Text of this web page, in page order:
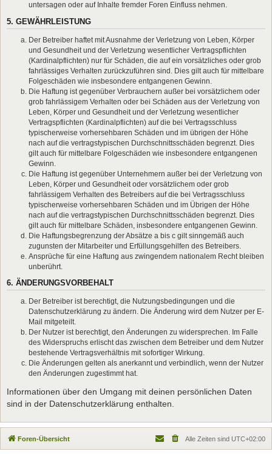
untersagen oder auf Inhalte fremder Foren Einfluss nehmen.
5. GEWÄHRLEISTUNG
Der Betreiber haftet mit Ausnahme der Verletzung von Leben, Körper
und Gesundheit und der Verletzung wesentlicher Vertragspflichten
(Kardinalpflichten) nur für Schäden, die auf ein vorsätzliches oder grob
fahrlässiges Verhalten zurückzuführen sind. Dies gilt auch für mittelbare
Folgeschäden wie insbesondere entgangenen Gewinn.
Die Haftung ist gegenüber Verbrauchern außer bei vorsätzlichem oder
grob fahrlässigem Verhalten oder bei Schäden aus der Verletzung von
Leben, Körper und Gesundheit und der Verletzung wesentlicher
Vertragspflichten (Kardinalpflichten) auf die bei Vertragsschluss
typischerweise vorhersehbaren Schäden und im übrigen der Höhe
nach auf die vertragstypischen Durchschnittsschäden begrenzt. Dies
gilt auch für mittelbare Folgeschäden wie insbesondere entgangenen
Gewinn.
Die Haftung ist gegenüber Unternehmern außer bei der Verletzung von
Leben, Körper und Gesundheit oder vorsätzlichem oder grob
fahrlässigem Verhalten des Betreibers auf die bei Vertragsschluss
typischerweise vorhersehbaren Schäden und im Übrigen der Höhe
nach auf die vertragstypischen Durchschnittsschäden begrenzt. Dies
gilt auch für mittelbare Schäden, insbesondere entgangenen Gewinn.
Die Haftungsbegrenzung der Absätze a bis c gilt sinngemäß auch
zugunsten der Mitarbeiter und Erfüllungsgehilfen des Betreibers.
Ansprüche für eine Haftung aus zwingendem nationalem Recht bleiben
unberührt.
6. ÄNDERUNGSVORBEHALT
Der Betreiber ist berechtigt, die Nutzungsbedingungen und die
Datenschutzerklärung zu ändern. Die Änderung wird dem Nutzer per E-
Mail mitgeteilt.
Der Nutzer ist berechtigt, den Änderungen zu widersprechen. Im Falle
des Widerspruchs erlischt das zwischen dem Betreiber und dem Nutzer
bestehende Vertragsverhältnis mit sofortiger Wirkung.
Die Änderungen gelten als anerkannt und verbindlich, wenn der Nutzer
den Änderungen zugestimmt hat.
Informationen über den Umgang mit deinen persönlichen Daten
sind in der Datenschutzerklärung enthalten.
Foren-Übersicht Alle Zeiten sind UTC+02:00